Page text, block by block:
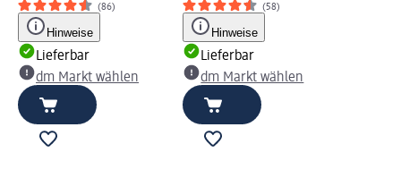
(86)
Hinweise
Lieferbar
dm Markt wählen
(58)
Hinweise
Lieferbar
dm Markt wählen